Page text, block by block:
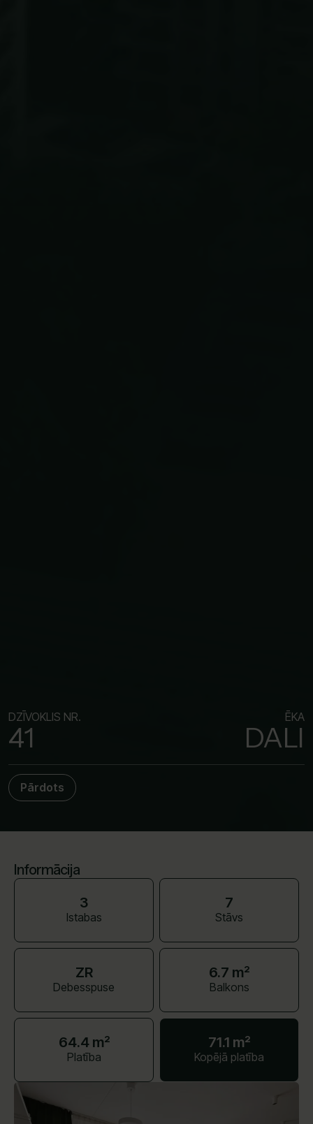
DZĪVOKLIS NR.
41
ĒKA
DALI
Pārdots
Informācija
3
Istabas
7
Stāvs
ZR
Debesspuse
6.7 m²
Balkons
64.4 m²
Platība
71.1 m²
Kopējā platība